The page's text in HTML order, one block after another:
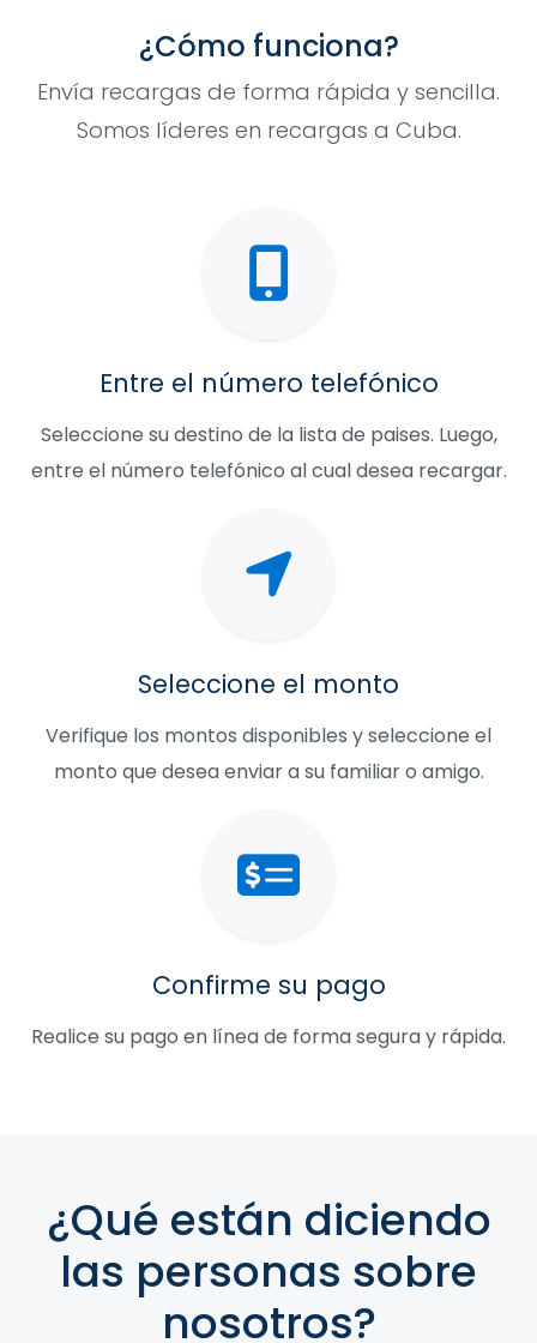
¿Cómo funciona?
Envía recargas de forma rápida y sencilla.
Somos líderes en recargas a Cuba.
Entre el número telefónico
Seleccione su destino de la lista de paises. Luego,
entre el número telefónico al cual desea recargar.
Seleccione el monto
Verifique los montos disponibles y seleccione el
monto que desea enviar a su familiar o amigo.
Confirme su pago
Realice su pago en línea de forma segura y rápida.
¿Qué están diciendo
las personas sobre
nosotros?